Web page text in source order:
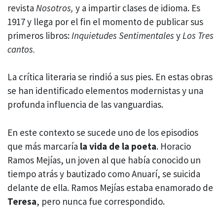
revista Nosotros, y a impartir clases de idioma. Es
1917 y llega por el fin el momento de publicar sus
primeros libros: Inquietudes Sentimentales y Los Tres
cantos.
La crítica literaria se rindió a sus pies. En estas obras
se han identificado elementos modernistas y una
profunda influencia de las vanguardias.
En este contexto se sucede uno de los episodios
que más marcaría la vida de la poeta. Horacio
Ramos Mejías, un joven al que había conocido un
tiempo atrás y bautizado como Anuarí, se suicida
delante de ella. Ramos Mejías estaba enamorado de
Teresa, pero nunca fue correspondido.